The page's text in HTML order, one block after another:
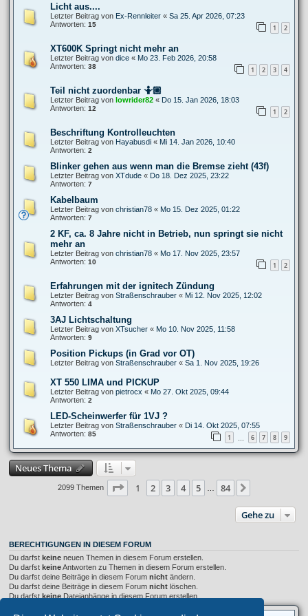
Licht aus....
Letzter Beitrag von Ex-Rennleiter « Sa 25. Apr 2026, 07:23
Antworten: 15 1 2
XT600K Springt nicht mehr an
Letzter Beitrag von dice « Mo 23. Feb 2026, 20:58
Antworten: 38 1 2 3 4
Teil nicht zuordenbar 🤷🏼
Letzter Beitrag von lowrider82 « Do 15. Jan 2026, 18:03
Antworten: 12 1 2
Beschriftung Kontrolleuchten
Letzter Beitrag von Hayabusdi « Mi 14. Jan 2026, 10:40
Antworten: 2
Blinker gehen aus wenn man die Bremse zieht (43f)
Letzter Beitrag von XTdude « Do 18. Dez 2025, 23:22
Antworten: 7
Kabelbaum
Letzter Beitrag von christian78 « Mo 15. Dez 2025, 01:22
Antworten: 7
2 KF, ca. 8 Jahre nicht in Betrieb, nun springt sie nicht
mehr an
Letzter Beitrag von christian78 « Mo 17. Nov 2025, 23:57
Antworten: 10 1 2
Erfahrungen mit der ignitech Zündung
Letzter Beitrag von Straßenschrauber « Mi 12. Nov 2025, 12:02
Antworten: 4
3AJ Lichtschaltung
Letzter Beitrag von XTsucher « Mo 10. Nov 2025, 11:58
Antworten: 9
Position Pickups (in Grad vor OT)
Letzter Beitrag von Straßenschrauber « Sa 1. Nov 2025, 19:26
XT 550 LIMA und PICKUP
Letzter Beitrag von pietrocx « Mo 27. Okt 2025, 09:44
Antworten: 2
LED-Scheinwerfer für 1VJ ?
Letzter Beitrag von Straßenschrauber « Di 14. Okt 2025, 07:55
Antworten: 85 1 … 6 7 8 9
Neues Thema
2099 Themen Seite 1von 84
1 2 3 4 5 84
Gehe zu
BERECHTIGUNGEN IN DIESEM FORUM
Du darfst keine neuen Themen in diesem Forum erstellen.
Du darfst keineAntworten zu Themen in diesem Forum erstellen.
Du darfst deine Beiträge in diesem Forum nicht ändern.
Du darfst deine Beiträge in diesem Forum nicht löschen.
Du darfst keine Dateianhänge in diesem Forum erstellen.